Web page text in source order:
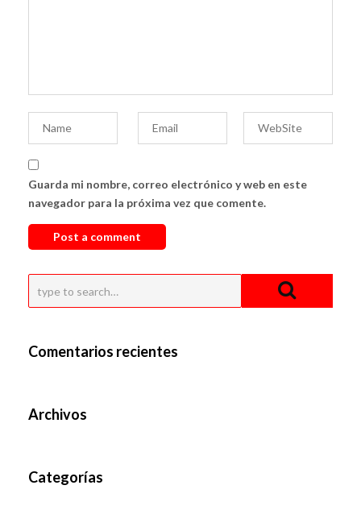
Guarda mi nombre, correo electrónico y web en este
navegador para la próxima vez que comente.
Comentarios recientes
Archivos
Categorías